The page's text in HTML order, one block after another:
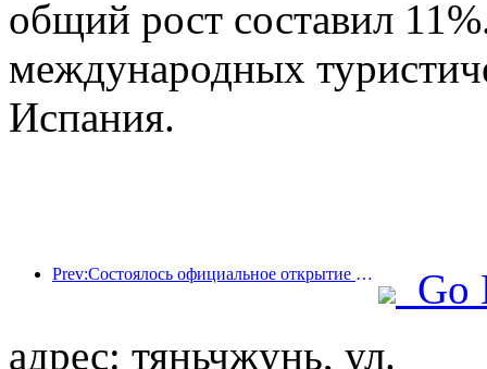
общий рост составил
международных
Испания.
Prev:Состоялось официальное открытие четырех культурных объектов, включая недавно построенный «Зал поэзии Цзиньлин» в живописном районе озера Сюаньу в Нанкине.
Go
адрес: тяньчжунь, ул.